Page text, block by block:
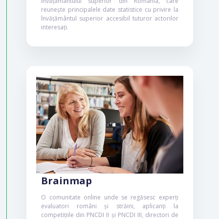
performanță în
predare – Calitate,
Proiectul urmărește îmbunătățirea
managementului și asigurarea calității
sistemului de învățământ superior
românesc prin consolidarea capacității
strategice și a autonomiei universităților.
Proiectul găzduiește desfășurarea unui
exercițiu internațional de evaluare a
universităților românești, conform Legii
Educației Naționale.
Interval de implementare: 2011 – 2014.
reunește principalele date statistice cu privire la
învățământul superior accesibil tuturor actorilor
interesați.
Brainmap
O comunitate online unde se regăsesc experți
evaluatori români și străini, aplicanți la
competițiile din PNCDI II și PNCDI III, directori de